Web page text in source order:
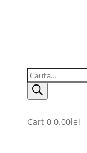
Products
search
Cart 0 0.00lei